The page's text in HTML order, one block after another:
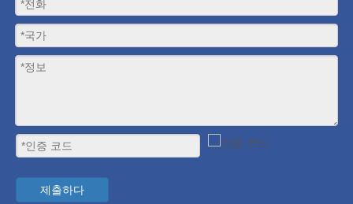
제출하다